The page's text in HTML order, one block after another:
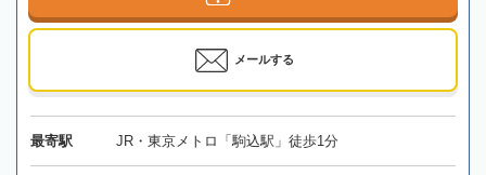
メールする
最寄駅 JR・東京メトロ「駒込駅」徒歩1分